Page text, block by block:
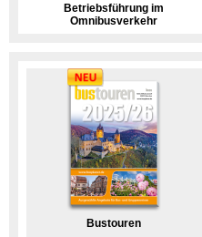
Betriebsführung im
Omnibusverkehr
Bustouren